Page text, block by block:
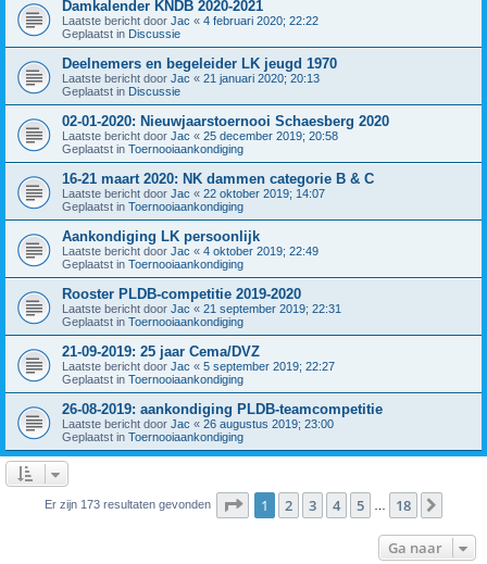
Damkalender KNDB 2020-2021
Laatste bericht door Jac « 4 februari 2020; 22:22
Geplaatst in Discussie
Deelnemers en begeleider LK jeugd 1970
Laatste bericht door Jac « 21 januari 2020; 20:13
Geplaatst in Discussie
02-01-2020: Nieuwjaarstoernooi Schaesberg 2020
Laatste bericht door Jac « 25 december 2019; 20:58
Geplaatst in Toernooiaankondiging
16-21 maart 2020: NK dammen categorie B & C
Laatste bericht door Jac « 22 oktober 2019; 14:07
Geplaatst in Toernooiaankondiging
Aankondiging LK persoonlijk
Laatste bericht door Jac « 4 oktober 2019; 22:49
Geplaatst in Toernooiaankondiging
Rooster PLDB-competitie 2019-2020
Laatste bericht door Jac « 21 september 2019; 22:31
Geplaatst in Toernooiaankondiging
21-09-2019: 25 jaar Cema/DVZ
Laatste bericht door Jac « 5 september 2019; 22:27
Geplaatst in Toernooiaankondiging
26-08-2019: aankondiging PLDB-teamcompetitie
Laatste bericht door Jac « 26 augustus 2019; 23:00
Geplaatst in Toernooiaankondiging
Er zijn 173 resultaten gevonden Pagina van 18
1 2 3 4 5 18
Ga naar